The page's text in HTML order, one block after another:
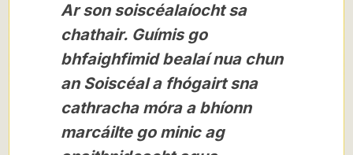
Ar son soiscéalaíocht sa
chathair. Guímis go
bhfaighfimid bealaí nua chun
an Soiscéal a fhógairt sna
cathracha móra a bhíonn
marcáilte go minic ag